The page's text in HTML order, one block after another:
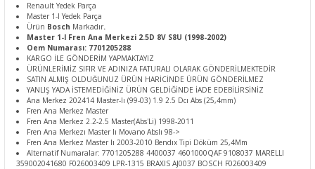
Renault Yedek Parça
Master 1-I Yedek Parça
Ürün Bosch Markadır.
Master 1-I Fren Ana Merkezi 2.5D 8V S8U (1998-2002)
Oem Numarası: 7701205288
KARGO İLE GÖNDERİM YAPMAKTAYIZ
ÜRÜNLERİMİZ SIFIR VE ADINIZA FATURALI OLARAK GÖNDERİLMEKTEDİR
SATIN ALMIŞ OLDUĞUNUZ ÜRÜN HARİCİNDE ÜRÜN GÖNDERİLMEZ
YANLIŞ YADA İSTEMEDİĞİNİZ ÜRÜN GELDİĞİNDE İADE EDEBİLİRSİNİZ
Ana Merkez 202414 Master-Iı (99-03) 1.9 2.5 Dcı Abs (25,4mm)
Fren Ana Merkez Master
Fren Ana Merkez 2.2-2.5 Master(Abs'Li) 1998-2011
Fren Ana Merkezı Master Iı Movano Abslı 98->
Fren Ana Merkez Master Iı 2003-2010 Bendıx Tipi Döküm 25,4Mm
Alternatif Numaralar: 7701205288 4400037 4601000QAF 9108037 MARELLI
359002041680 F026003409 LPR-1315 BRAXIS AJ0037 BOSCH F026003409